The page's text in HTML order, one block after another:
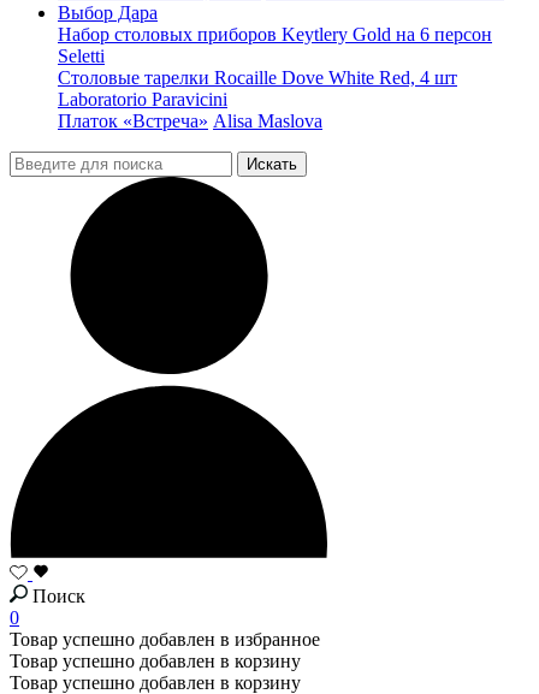
Выбор Дара
Набор столовых приборов Keytlery Gold на 6 персон
Seletti
Столовые тарелки Rocaille Dove White Red, 4 шт
Laboratorio Paravicini
Платок «Встреча» Alisa Maslova
Поиск
0
Товар успешно добавлен в избранное
Товар успешно добавлен в корзину
Товар успешно добавлен в корзину